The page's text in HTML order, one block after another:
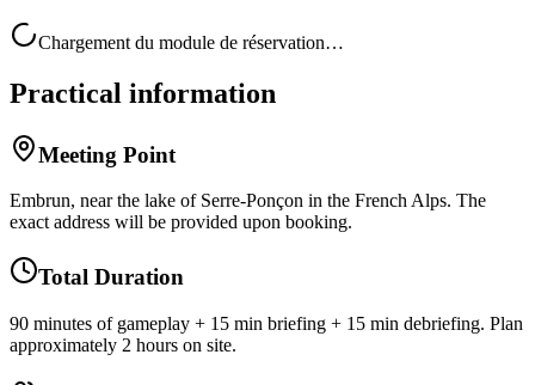
Chargement du module de réservation…
Practical information
Meeting Point
Embrun, near the lake of Serre-Ponçon in the French Alps. The
exact address will be provided upon booking.
Total Duration
90 minutes of gameplay + 15 min briefing + 15 min debriefing. Plan
approximately 2 hours on site.